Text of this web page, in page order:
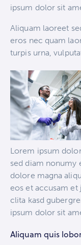
ipsum dolor sit
Aliquam laoreet
eros nec quam
turpis urna,
Lorem ipsum
sed diam
dolore magna
eos et accusam
clita kasd
ipsum dolor sit
Aliquam quis